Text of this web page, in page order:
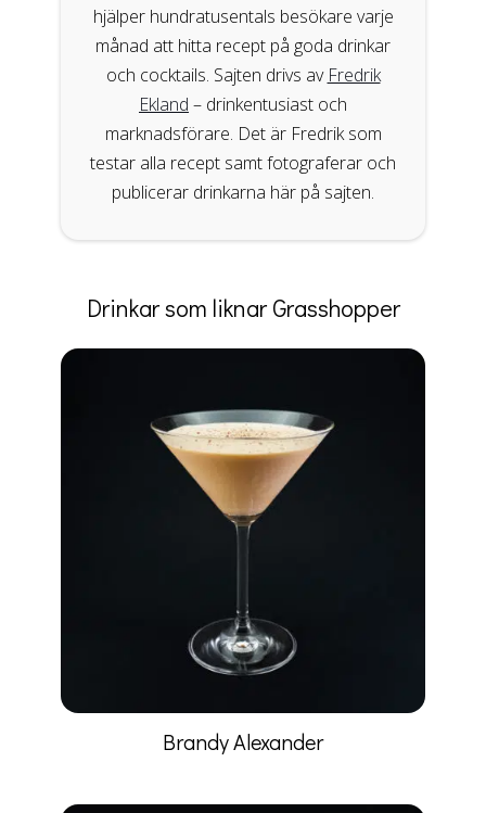
hjälper hundratusentals besökare varje
månad att hitta recept på goda drinkar
och cocktails. Sajten drivs av Fredrik
Ekland – drinkentusiast och
marknadsförare. Det är Fredrik som
testar alla recept samt fotograferar och
publicerar drinkarna här på sajten.
Drinkar som liknar Grasshopper
Brandy Alexander